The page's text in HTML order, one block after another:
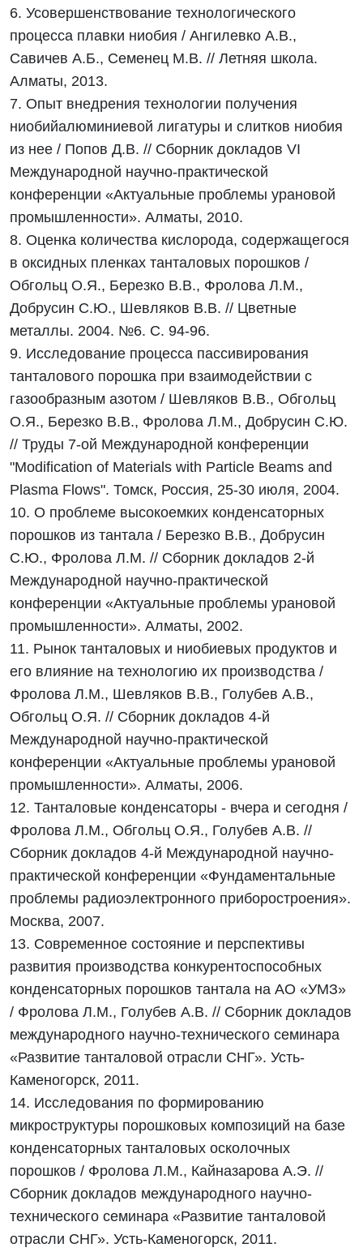
6. Усовершенствование технологического
процесса плавки ниобия / Ангилевко А.В.,
Савичев А.Б., Семенец М.В. // Летняя школа.
Алматы, 2013.
7. Опыт внедрения технологии получения
ниобийалюминиевой лигатуры и слитков ниобия
из нее / Попов Д.В. // Сборник докладов VI
Международной научно-практической
конференции «Актуальные проблемы урановой
промышленности». Алматы, 2010.
8. Оценка количества кислорода, содержащегося
в оксидных пленках танталовых порошков /
Обгольц О.Я., Березко В.В., Фролова Л.М.,
Добрусин С.Ю., Шевляков В.В. // Цветные
металлы. 2004. №6. С. 94-96.
9. Исследование процесса пассивирования
танталового порошка при взаимодействии с
газообразным азотом / Шевляков В.В., Обгольц
О.Я., Березко В.В., Фролова Л.М., Добрусин С.Ю.
// Труды 7-ой Международной конференции
"Modification of Materials with Particle Beams and
Plasma Flows". Томск, Россия, 25-30 июля, 2004.
10. О проблеме высокоемких конденсаторных
порошков из тантала / Березко В.В., Добрусин
С.Ю., Фролова Л.М. // Сборник докладов 2-й
Международной научно-практической
конференции «Актуальные проблемы урановой
промышленности». Алматы, 2002.
11. Рынок танталовых и ниобиевых продуктов и
его влияние на технологию их производства /
Фролова Л.М., Шевляков В.В., Голубев А.В.,
Обгольц О.Я. // Сборник докладов 4-й
Международной научно-практической
конференции «Актуальные проблемы урановой
промышленности». Алматы, 2006.
12. Танталовые конденсаторы - вчера и сегодня /
Фролова Л.М., Обгольц О.Я., Голубев А.В. //
Сборник докладов 4-й Международной научно-
практической конференции «Фундаментальные
проблемы радиоэлектронного приборостроения».
Москва, 2007.
13. Современное состояние и перспективы
развития производства конкурентоспособных
конденсаторных порошков тантала на АО «УМЗ»
/ Фролова Л.М., Голубев А.В. // Сборник докладов
международного научно-технического семинара
«Развитие танталовой отрасли СНГ». Усть-
Каменогорск, 2011.
14. Исследования по формированию
микроструктуры порошковых композиций на базе
конденсаторных танталовых осколочных
порошков / Фролова Л.М., Кайназарова А.Э. //
Сборник докладов международного научно-
технического семинара «Развитие танталовой
отрасли СНГ». Усть-Каменогорск, 2011.